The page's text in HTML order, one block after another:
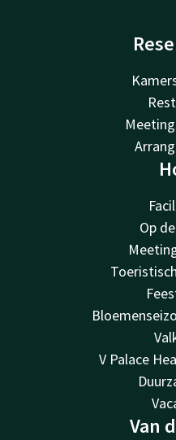
Op
V Palace
Van